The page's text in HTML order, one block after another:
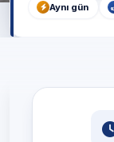
Aynı gün